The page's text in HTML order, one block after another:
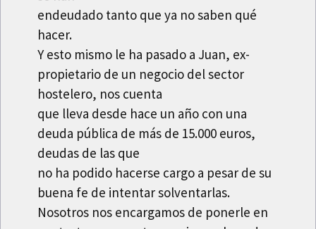
endeudado tanto que ya no saben qué
hacer.
Y esto mismo le ha pasado a Juan, ex-
propietario de un negocio del sector
hostelero, nos cuenta
que lleva desde hace un año con una
deuda pública de más de 15.000 euros,
deudas de las que
no ha podido hacerse cargo a pesar de su
buena fe de intentar solventarlas.
Nosotros nos encargamos de ponerle en